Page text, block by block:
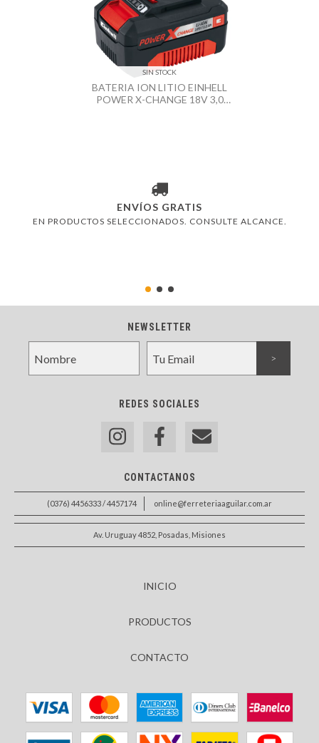
SIN STOCK
BATERIA ION LITIO EINHELL
POWER X-CHANGE 18V 3,0
ENVÍOS GRATIS
EN PRODUCTOS SELECCIONADOS. CONSULTE ALCANCE.
NEWSLETTER
REDES SOCIALES
CONTACTANOS
(0376) 4456333 / 4457174 online@ferreteriaaguilar.com.ar
Av. Uruguay 4852, Posadas, Misiones
INICIO
PRODUCTOS
CONTACTO